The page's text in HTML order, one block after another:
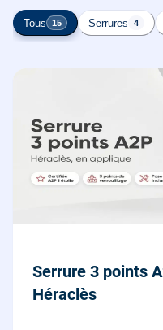
Tous 15 Serrures 4
Serrure 3 points
Héraclès